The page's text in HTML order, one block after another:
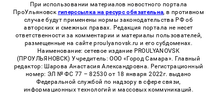
При использовании материалов новостного портала
ПроУльяновск гиперссылка на ресурс обязательна, в противном
случае будут применены нормы законодательства РФ об
авторских и смежных правах. Редакция портала не несет
ответственности за комментарии и материалы пользователей,
размещенные на сайте proulyanovsk.ru и его субдоменах.
Наименование: сетевое издание PROULYANOVSK
(ПРОУЛЬЯНОВСК) Учредитель: ООО «Город Самара». Главный
редактор: Шарова Анастасия Александровна. Регистрационный
номер: ЭЛ № ФС 77 – 82530 от 18 января 2022г. выдано
Федеральной службой по надзору в сфере связи,
информационных технологий и массовых коммуникаций.